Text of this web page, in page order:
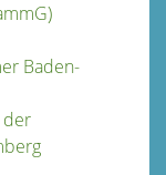
Baden-
der